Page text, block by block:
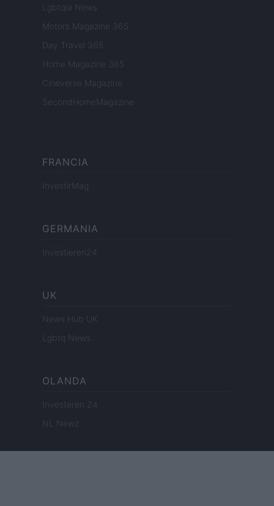
Lgbtqia News
Motors Magazine 365
Day Travel 365
Home Magazine 365
Cineverse Magazine
SecondHomeMagazine
FRANCIA
InvestirMag
GERMANIA
Investieren24
UK
News Hub UK
Lgbtq News
OLANDA
Investeren 24
NL Newz